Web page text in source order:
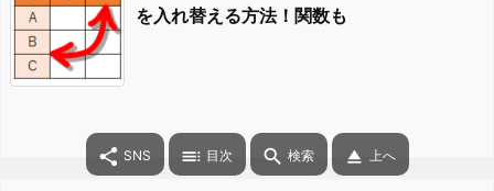
を入れ替える方法！関数も
 SNS  目次  検索  上へ